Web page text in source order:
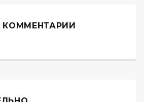
КОММЕНТАРИИ